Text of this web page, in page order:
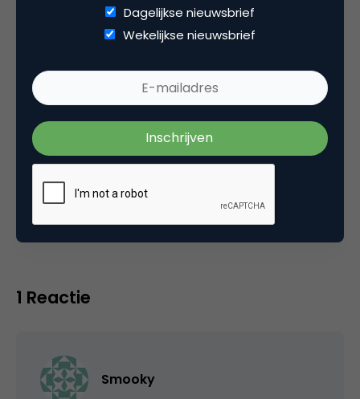
remcobron.comen hij blogt over
iBeacon marketing op iBeacon-retail.nl
Categorie
Media
Tags
1 Reactie
Smooky
Dagelijkse nieuwsbrief
Wekelijkse nieuwsbrief